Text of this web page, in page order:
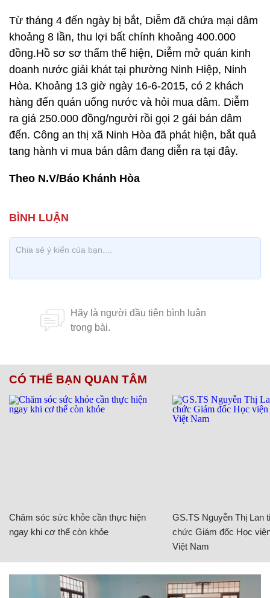
Từ tháng 4 đến ngày bị bắt, Diễm đã chứa mại dâm
khoảng 8 lần, thu lợi bất chính khoảng 400.000
đồng.Hồ sơ sơ thẩm thể hiện, Diễm mở quán kinh
doanh nước giải khát tại phường Ninh Hiệp, Ninh
Hòa. Khoảng 13 giờ ngày 16-6-2015, có 2 khách
hàng đến quán uống nước và hỏi mua dâm. Diễm
ra giá 250.000 đồng/người rồi gọi 2 gái bán dâm
đến. Công an thị xã Ninh Hòa đã phát hiện, bắt quả
tang hành vi mua bán dâm đang diễn ra tại đây.
Theo N.V/Báo Khánh Hòa
CÓ THỂ BẠN QUAN TÂM
Chăm sóc sức khỏe cần thực hiện
ngay khi cơ thể còn khỏe
GS.TS Nguyễn Thị Lan
chức Giám đốc Học
Việt Nam